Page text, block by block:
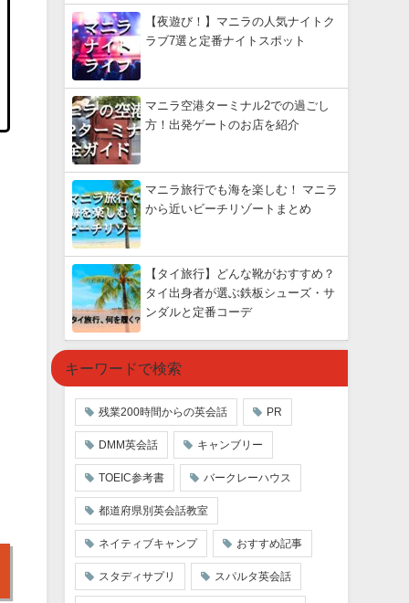
【夜遊び！】マニラの人気ナイトク
ラブ7選と定番ナイトスポット
マニラ空港ターミナル2での過ごし
方！出発ゲートのお店を紹介
マニラ旅行でも海を楽しむ！ マニラ
から近いビーチリゾートまとめ
【タイ旅行】どんな靴がおすすめ？
タイ出身者が選ぶ鉄板シューズ・サ
ンダルと定番コーデ
キーワードで検索
残業200時間からの英会話 PR
DMM英会話 キャンブリー
TOEIC参考書 バークレーハウス
都道府県別英会話教室
ネイティブキャンプ おすすめ記事
スタディサプリ スパルタ英会話